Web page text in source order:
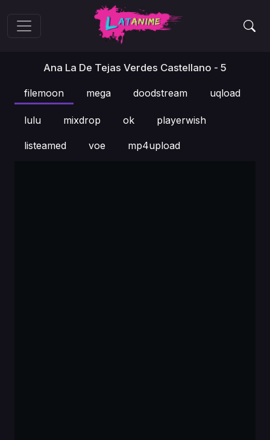
Ana La De Tejas Verdes Castellano - 5
filemoon mega doodstream uqload
lulu mixdrop ok playerwish
listeamed voe mp4upload